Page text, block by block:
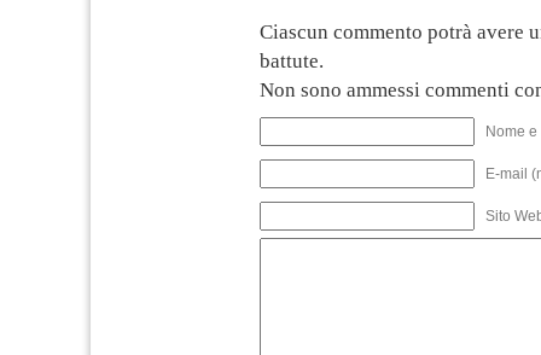
Ciascun commento potrà avere
battute.
Non sono ammessi commenti
Nome
E-mail
Sito